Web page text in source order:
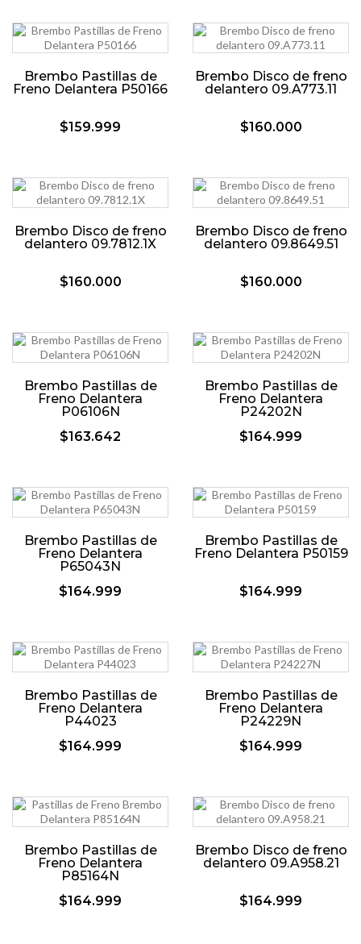
Brembo Pastillas de
Freno Delantera P50166
$159.999
Brembo Disco de freno
delantero 09.A773.11
$160.000
Brembo Disco de freno
delantero 09.7812.1X
$160.000
Brembo Disco de freno
delantero 09.8649.51
$160.000
Brembo Pastillas de
Freno Delantera
P06106N
$163.642
Brembo Pastillas de
Freno Delantera
P24202N
$164.999
Brembo Pastillas de
Freno Delantera
P65043N
$164.999
Brembo Pastillas de
Freno Delantera P50159
$164.999
Brembo Pastillas de
Freno Delantera
P44023
$164.999
Brembo Pastillas de
Freno Delantera
P24229N
$164.999
Brembo Pastillas de
Freno Delantera
P85164N
$164.999
Brembo Disco de freno
delantero 09.A958.21
$164.999